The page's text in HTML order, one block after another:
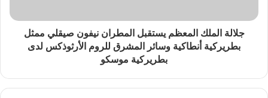
جلالة الملك المعظم يستقبل المطران نيفون صيقلي ممثل
بطريركية أنطاكية وسائر المشرق للروم الأرثوذكس لدى
بطريركية موسكو